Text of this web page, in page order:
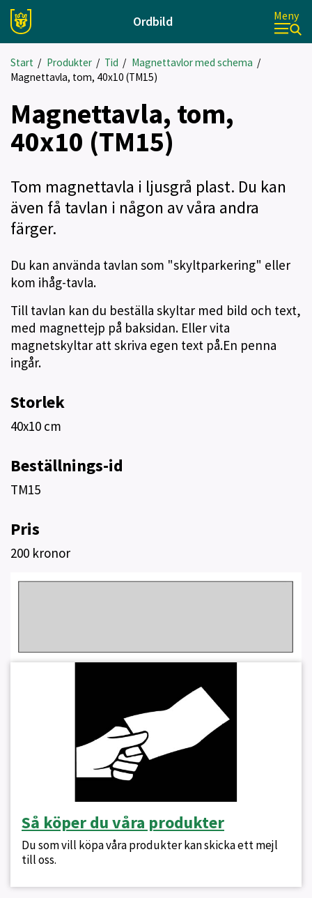
Ordbild Meny
Start / Produkter/ Tid / Magnettavlor med schema /
Magnettavla, tom, 40x10 (TM15)
Magnettavla, tom,
40x10 (TM15)
Tom magnettavla i ljusgrå plast. Du kan
även få tavlan i någon av våra andra
färger.
Du kan använda tavlan som "skyltparkering" eller
kom ihåg-tavla.
Till tavlan kan du beställa skyltar med bild och text,
med magnettejp på baksidan. Eller vita
magnetskyltar att skriva egen text på.En penna
ingår.
Storlek
40x10 cm
Beställnings-id
TM15
Pris
200 kronor
Så köper du våra produkter
Du som vill köpa våra produkter kan skicka ett mejl
till oss.